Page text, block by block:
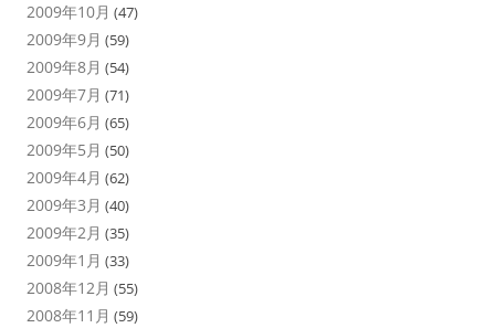
2009年10月 (47)
2009年9月 (59)
2009年8月 (54)
2009年7月 (71)
2009年6月 (65)
2009年5月 (50)
2009年4月 (62)
2009年3月 (40)
2009年2月 (35)
2009年1月 (33)
2008年12月 (55)
2008年11月 (59)